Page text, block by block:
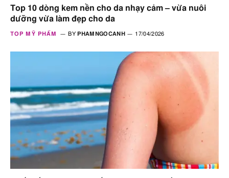
Top 10 dòng kem nền cho da nhạy cảm – vừa nuôi
dưỡng vừa làm đẹp cho da
TOP MỸ PHẨM BY PHAMNGOCANH 17/04/2026